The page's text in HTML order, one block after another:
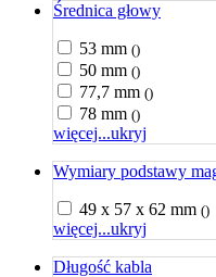
Średnica głowy
53 mm ()
50 mm ()
77,7 mm ()
78 mm ()
więcej...ukryj
Wymiary podstawy
49 x 57 x 62 mm ()
więcej...ukryj
Długość kabla